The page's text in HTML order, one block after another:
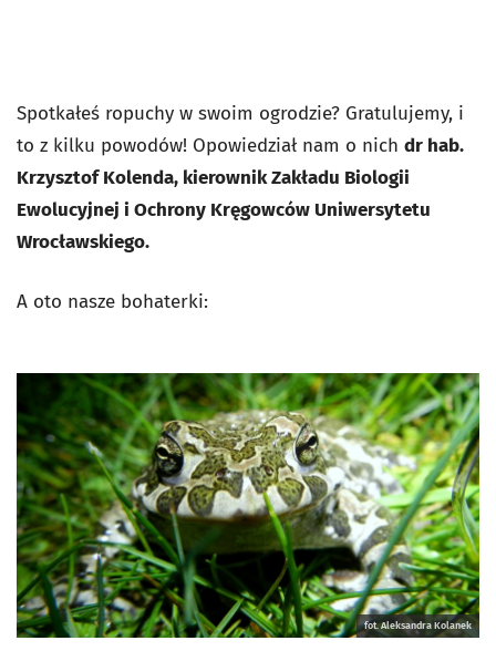
Spotkałeś ropuchy w swoim ogrodzie? Gratulujemy, i
to z kilku powodów! Opowiedział nam o nich dr hab.
Krzysztof Kolenda, kierownik Zakładu Biologii
Ewolucyjnej i Ochrony Kręgowców Uniwersytetu
Wrocławskiego.
A oto nasze bohaterki:
fot. Aleksandra Kolanek